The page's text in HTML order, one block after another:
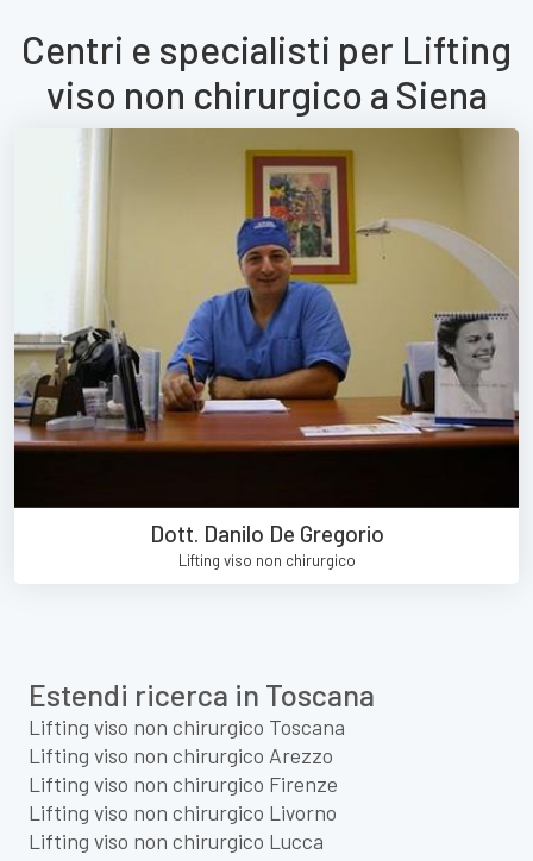
Centri e specialisti per Lifting
viso non chirurgico a Siena
Dott. Danilo De Gregorio
Lifting viso non chirurgico
Estendi ricerca in Toscana
Lifting viso non chirurgico Toscana
Lifting viso non chirurgico Arezzo
Lifting viso non chirurgico Firenze
Lifting viso non chirurgico Livorno
Lifting viso non chirurgico Lucca